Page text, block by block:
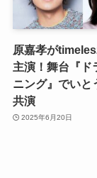
原嘉孝が
主演！舞台『ド
ニング』でいと
共演
2025年6月20日